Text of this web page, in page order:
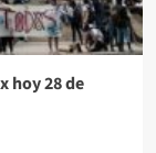
hoy 28 de